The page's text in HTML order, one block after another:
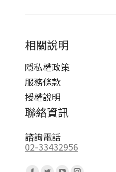
相關說明
隱私權政策
服務條款
授權說明
聯絡資訊
諮詢電話
02-33432956